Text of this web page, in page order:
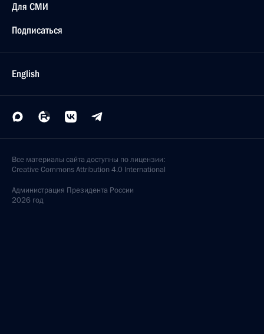
Для СМИ
Подписаться
English
Все материалы сайта доступны по лицензии:
Creative Commons Attribution 4.0 International
Администрация Президента России
2026 год